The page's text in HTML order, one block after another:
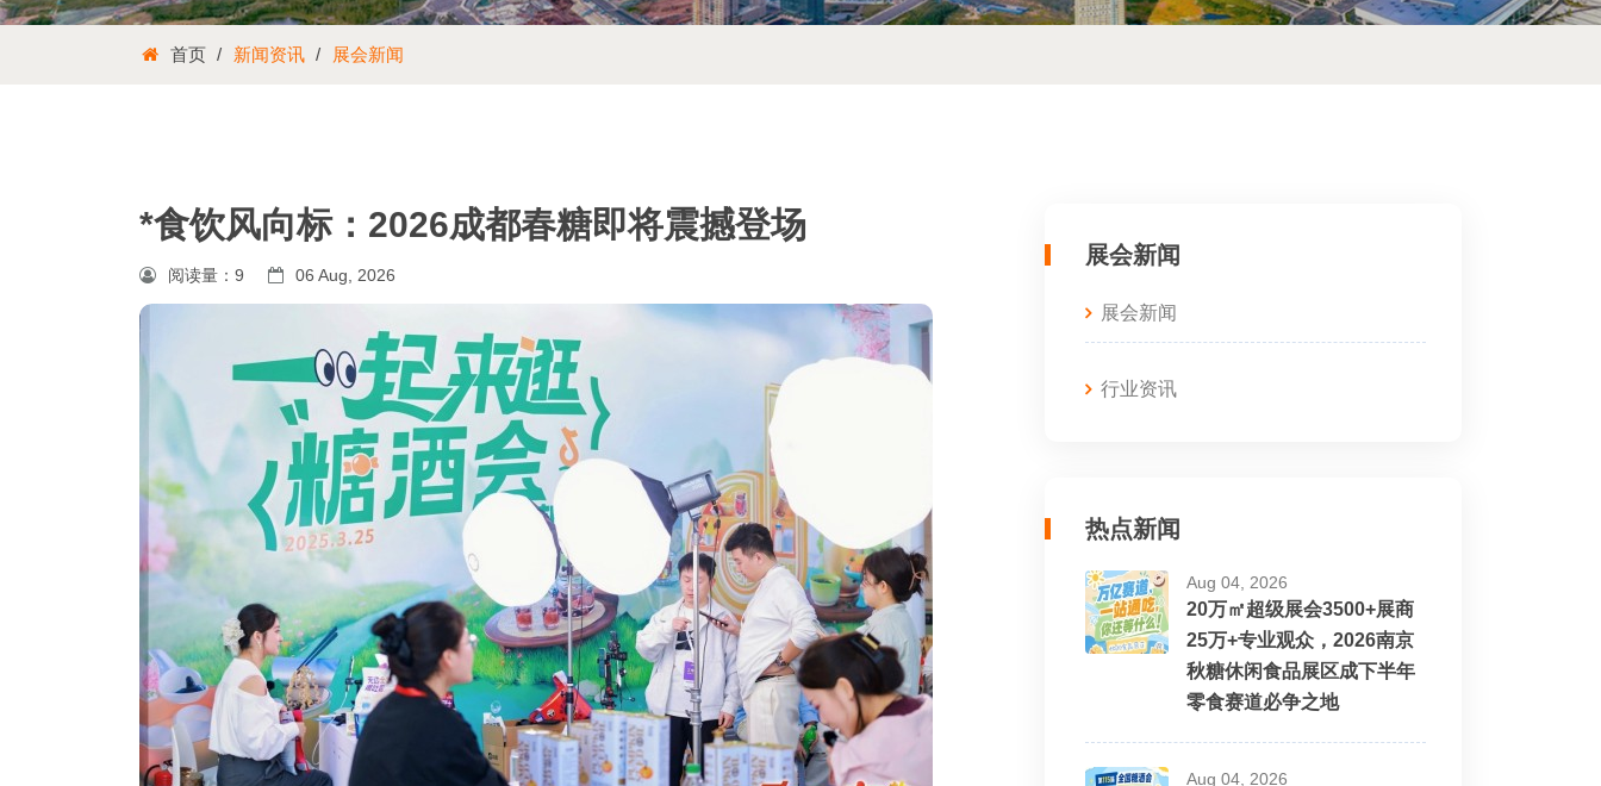
首页 新闻资讯 展会新闻
*食饮风向标：2026成都春糖即将震撼登场
阅读量： 9 06 Aug, 2026
展会新闻
展会新闻
行业资讯
热点新闻
Aug 04, 2026
20万㎡超级展会3500+展商
25万+专业观众，2026南京
秋糖休闲食品展区成下半年
零食赛道必争之地
Aug 04, 2026